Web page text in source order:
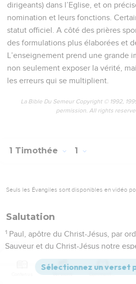
dirigeants) dans l’Eglise, et on
nomination et leurs fonctions.
statut officiel. A côté des prières
des formulations plus élaborées et
L’enseignement prend une grande
non seulement exposer la vérité,
les erreurs qui se multiplient.
La Bible Du Semeur Copyright © 1992,
permission. All rights
1 Timothée 1
Seuls les Évangiles sont disponibles en vidéo
Salutation
1 Paul, apôtre du Christ-Jésus, par
Sauveur et du Christ-Jésus notre
à Timothée, mon enfant légitime
miséricorde et paix de la part de
Versions Commentaires